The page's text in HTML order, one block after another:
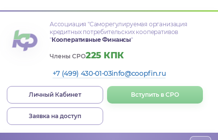
Ассоциация "Саморегулируемая организация
кредитных потребительских кооперативов
"Кооперативные Финансы"
Члены СРО225 КПК
+7 (499) 430-01-03info@coopfin.ru
Личный Кабинет Вступить в СРО
Заявка на доступ